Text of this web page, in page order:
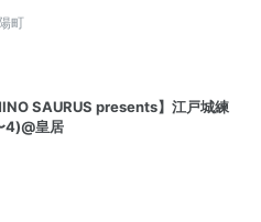
町
SAURUS presents】江戸城練
4)@皇居